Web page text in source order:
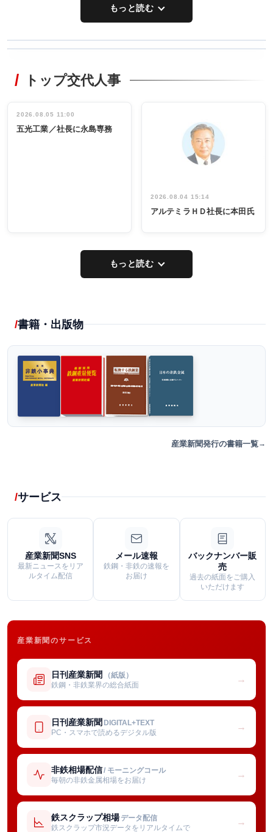
もっと読む
非鉄業界で
インタビュ
ー／社内ア
タックトレー
祝う 業界関
係者ら220人
出席
トップ交代人事
2026.08.05 11:00
五光工業／社長に永島専務
2026.08.04 15:14
アルテミラＨＤ社長に本田氏
もっと読む
書籍・出版物
産業新聞発行の書籍一覧
サービス
産業新聞SNS
最新ニュースをリア
ルタイム配信
メール速報
鉄鋼・非鉄の速報を
お届け
バックナンバー販
売
過去の紙面をご購入
いただけます
産業新聞のサービス
日刊産業新聞 （紙版）
鉄鋼・非鉄業界の総合紙面
→
日刊産業新聞 DIGITAL+TEXT
PC・スマホで読めるデジタル版
→
非鉄相場配信/ モーニングコール
毎朝の非鉄金属相場をお届け
→
鉄スクラップ相場 データ配信
鉄スクラップ市況データをリアルタイムで
→